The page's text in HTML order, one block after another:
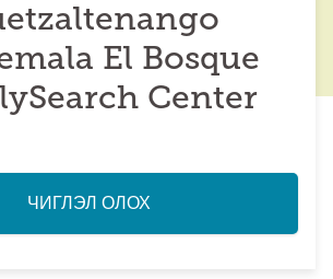
El Bosque
Center
ЧИГЛЭЛ ОЛОХ